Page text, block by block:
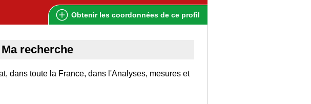
Obtenir les coordonnées de ce profil
Ma recherche
dans toute la France, dans l'Analyses, mesures et